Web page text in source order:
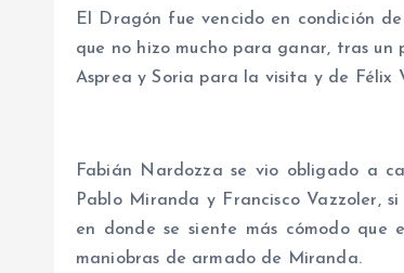
El Dragón fue vencido en condición
que no hizo mucho para ganar, tras un
Asprea y Soria para la visita y de
Fabián Nardozza se vio obligado a
Pablo Miranda y Francisco Vazzoler,
en donde se siente más cómodo
maniobras de armado de Miranda.